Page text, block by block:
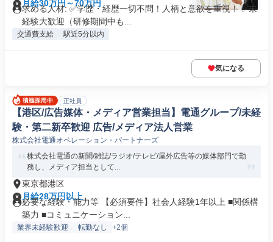
月給30万円～70万円
求める人材: ✅学歴・経歴一切不問！人柄と意欲を重視！ ✅未
経験大歓迎（研修期間中も...
交通費支給 駅近5分以内
気になる
正社員
【港区/広告媒体・メディア営業担当】電通グループ/未経
験・第二新卒歓迎 広告/メディア法人営業
株式会社電通オペレーション・パートナーズ
株式会社電通の新聞/雑誌/ラジオ/テレビ/屋外広告等の媒体部門で勤
務し、メディア担当として...
東京都港区
月給28万円以上
必要な経験・能力等 【必須要件】社会人経験1年以上 ■関係構
築力 ■コミュニケーション...
業界未経験歓迎 転勤なし +2個